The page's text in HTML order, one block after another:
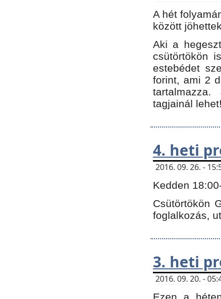
A hét
között
Aki a
csütörtökön
estebédet
forint, ami 2
tartalmazza.
tagjainál
4. heti
2016. 09. 26. -
Kedden
Csütörtökön
foglalkozás,
3. heti
2016. 09. 20. -